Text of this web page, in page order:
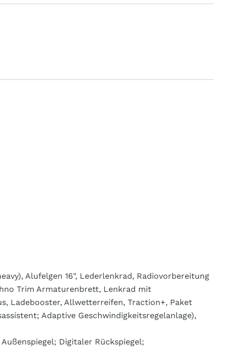
Alufelgen 16", Lederlenkrad, Radiovorbereitung
Trim Armaturenbrett, Lenkrad mit
Ladebooster, Allwetterreifen, Traction+, Paket
Adaptive Geschwindigkeitsregelanlage),
Digitaler Rückspiegel;